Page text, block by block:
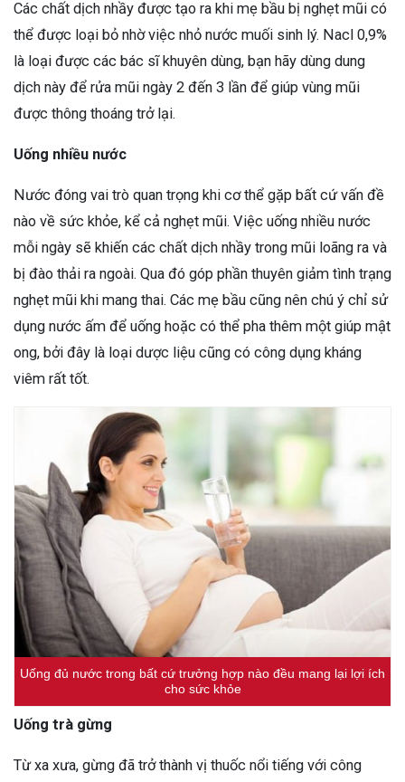
Các chất dịch nhầy được tạo ra khi mẹ bầu bị nghẹt mũi có
thể được loại bỏ nhờ việc nhỏ nước muối sinh lý. Nacl 0,9%
là loại được các bác sĩ khuyên dùng, bạn hãy dùng dung
dịch này để rửa mũi ngày 2 đến 3 lần để giúp vùng mũi
được thông thoáng trở lại.
Uống nhiều nước
Nước đóng vai trò quan trọng khi cơ thể gặp bất cứ vấn đề
nào về sức khỏe, kể cả nghẹt mũi. Việc uống nhiều nước
mỗi ngày sẽ khiến các chất dịch nhầy trong mũi loãng ra và
bị đào thải ra ngoài. Qua đó góp phần thuyên giảm tình trạng
nghẹt mũi khi mang thai. Các mẹ bầu cũng nên chú ý chỉ sử
dụng nước ấm để uống hoặc có thể pha thêm một giúp mật
ong, bởi đây là loại dược liệu cũng có công dụng kháng
viêm rất tốt.
Uống đủ nước trong bất cứ trưởng hợp nào đều mang lại lợi ích
cho sức khỏe
Uống trà gừng
Từ xa xưa, gừng đã trở thành vị thuốc nổi tiếng với công